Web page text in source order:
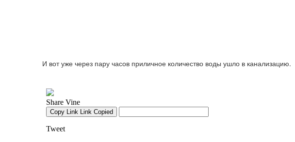
И вот уже через пару часов приличное количество воды ушло в канализацию.